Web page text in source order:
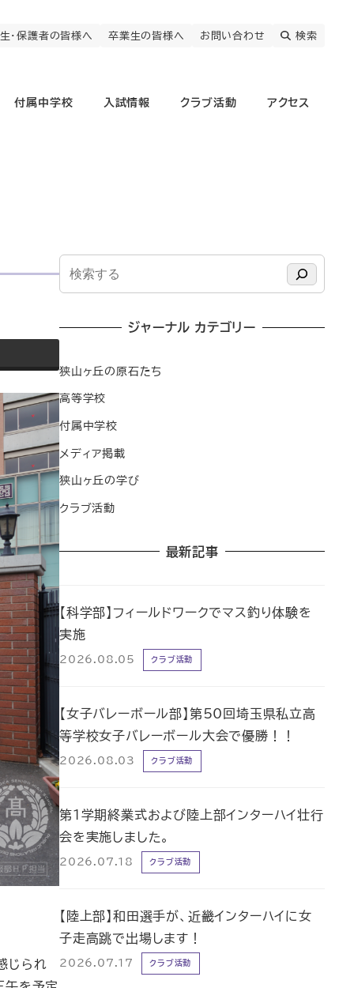
・保護者の皆様へ 卒業生の皆様へ お問い合わせ 検索
付属中学校 入試情報 クラブ活動 アクセス
じられ
ジャーナル カテゴリー
狭山ヶ丘の原石たち
高等学校
付属中学校
メディア掲載
狭山ヶ丘の学び
クラブ活動
最新記事
【科学部】フィールドワークでマス釣り体験を
実施
2026.08.05 クラブ活動
【女子バレーボール部】第50回埼玉県私立高
等学校女子バレーボール大会で優勝！！
2026.08.03 クラブ活動
第1学期終業式および陸上部インターハイ壮行
会を実施しました。
2026.07.18 クラブ活動
【陸上部】和田選手が、近畿インターハイに女
子走高跳で出場します！
2026.07.17 クラブ活動